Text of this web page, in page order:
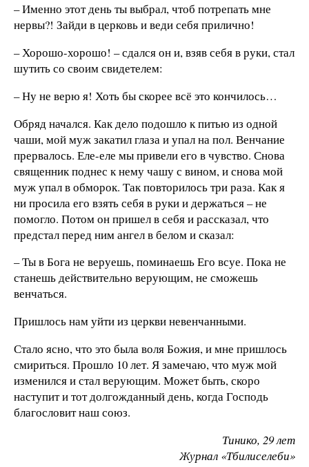
– Именно этот день ты выбрал, чтоб потрепать мне
нервы?! Зайди в церковь и веди себя прилично!
– Хорошо-хорошо! – сдался он и, взяв себя в руки, стал
шутить со своим свидетелем:
– Ну не верю я! Хоть бы скорее всё это кончилось…
Обряд начался. Как дело подошло к питью из одной
чаши, мой муж закатил глаза и упал на пол. Венчание
прервалось. Еле-еле мы привели его в чувство. Снова
священник поднес к нему чашу с вином, и снова мой
муж упал в обморок. Так повторилось три раза. Как я
ни просила его взять себя в руки и держаться – не
помогло. Потом он пришел в себя и рассказал, что
предстал перед ним ангел в белом и сказал:
– Ты в Бога не веруешь, поминаешь Его всуе. Пока не
станешь действительно верующим, не сможешь
венчаться.
Пришлось нам уйти из церкви невенчанными.
Стало ясно, что это была воля Божия, и мне пришлось
смириться. Прошло 10 лет. Я замечаю, что муж мой
изменился и стал верующим. Может быть, скоро
наступит и тот долгожданный день, когда Господь
благословит наш союз.
Тинико, 29 лет
Журнал «Тбилиселеби»